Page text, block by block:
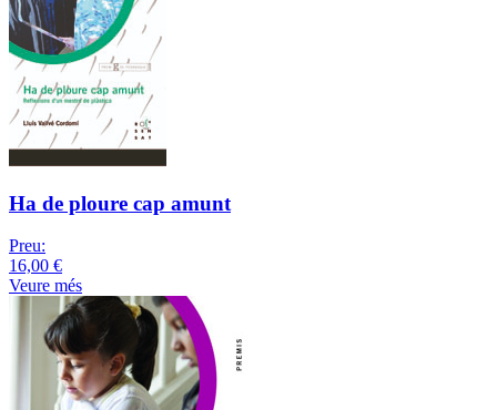
Ha de ploure cap amunt
Preu:
16,00 €
Veure més